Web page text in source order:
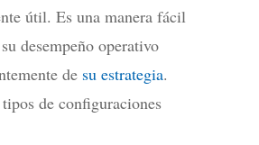
útil. Es una manera fácil
desempeño operativo
de su estrategia.
de configuraciones